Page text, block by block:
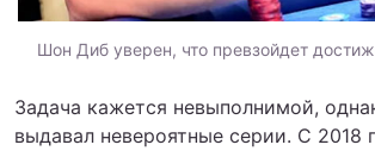
Шон Диб уверен, что превзойдет
Задача кажется невыполнимой,
выдавал невероятные серии. С 2018